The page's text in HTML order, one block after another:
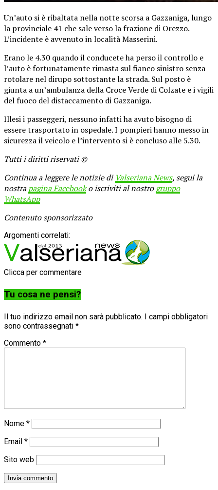
Un’auto si è ribaltata nella notte scorsa a Gazzaniga, lungo
la provinciale 41 che sale verso la frazione di Orezzo.
L’incidente è avvenuto in località Masserini.
Erano le 4.30 quando il conducete ha perso il controllo e
l’auto è fortunatamente rimasta sul fianco sinistro senza
rotolare nel dirupo sottostante la strada. Sul posto è
giunta a un’ambulanza della Croce Verde di Colzate e i vigili
del fuoco del distaccamento di Gazzaniga.
Illesi i passeggeri, nessuno infatti ha avuto bisogno di
essere trasportato in ospedale. I pompieri hanno messo in
sicurezza il veicolo e l’intervento si è concluso alle 5.30.
Tutti i diritti riservati ©
Continua a leggere le notizie di Valseriana News, segui la
nostrapagina Facebooko iscriviti al nostrogruppo
WhatsApp
Contenuto sponsorizzato
Argomenti correlati:
Clicca per commentare
Tu cosa ne pensi?
Il tuo indirizzo email non sarà pubblicato. I campi obbligatori
sono contrassegnati *
Commento *
Nome *
Email *
Sito web